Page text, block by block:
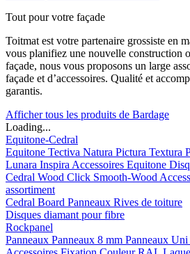
Tout pour votre façade
Toitmat est votre partenaire grossiste en
vous planifiez une nouvelle construction
façade, nous vous proposons un large
façade et d’accessoires. Qualité et
garantis.
Afficher tous les produits de Bardage
Loading...
Equitone-Cedral
Equitone Tectiva Natura Pictura Textura
Lunara Inspira Accessoires Equitone
Cedral Wood Click Smooth-Wood
assortiment
Cedral Board Panneaux Rives de toiture
Disques diamant pour fibre
Rockpanel
Panneaux Panneaux 8 mm Panneaux